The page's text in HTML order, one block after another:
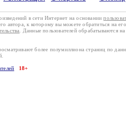
в сети Интернет на основании
автора, к которому вы можете обратиться на
. Данные пользователей обрабатываются
более полумиллиона страниц по
18+